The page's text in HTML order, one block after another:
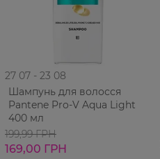
27 07 - 23 08
Шампунь для волосся
Pantene Pro-V Aqua Light
400 мл
199,99 ГРН
169,00 ГРН